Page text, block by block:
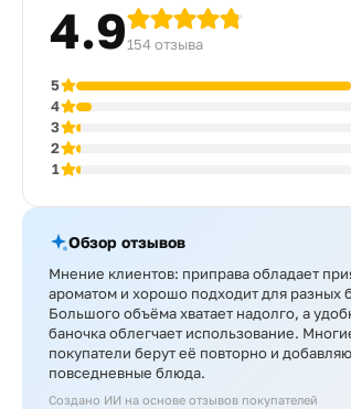
4.9154 отзыва
5
4
3
2
1
Обзор отзывов
Мнение клиентов: приправа обладает
ароматом и хорошо подходит для разных
Большого объёма хватает надолго, а
баночка облегчает использование.
покупатели берут её повторно и
повседневные блюда.
Создано ИИ на основе отзывов покупателей